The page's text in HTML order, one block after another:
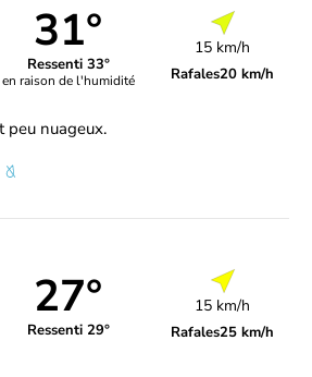
31°
Ressenti 33°
en raison de l'humidité
15 km/h
Rafales20 km/h
peu nuageux.
27°
Ressenti 29°
15 km/h
Rafales25 km/h